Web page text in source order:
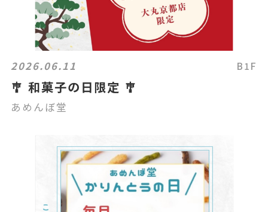
2026.06.11 B1F
🎐 和菓子の日限定 🎐
あめんぼ堂